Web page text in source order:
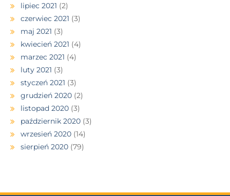
lipiec 2021 (2)
czerwiec 2021 (3)
maj 2021 (3)
kwiecień 2021 (4)
marzec 2021 (4)
luty 2021 (3)
styczeń 2021 (3)
grudzień 2020 (2)
listopad 2020 (3)
październik 2020 (3)
wrzesień 2020 (14)
sierpień 2020 (79)